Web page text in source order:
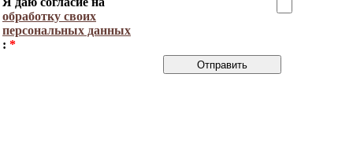
обработку своих
персональных данных
: *